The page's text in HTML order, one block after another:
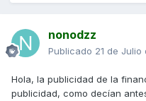
nonodzz
Publicado 21 de Julio
Hola, la publicidad de la
publicidad, como decían